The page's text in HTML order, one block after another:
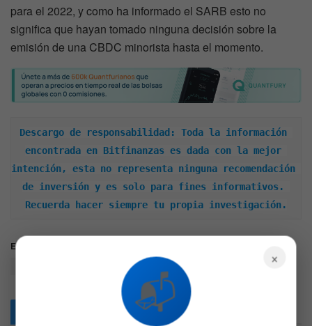
para el 2022, y como ha informado el SARB esto no
significa que hayan tomado ninguna decisión sobre la
emisión de una CBDC minorista hasta el momento.
Descargo de responsabilidad: Toda la información
encontrada en Bitfinanzas es dada con la mejor
intención, esta no representa ninguna recomendación
de inversión y es solo para fines informativos.
Recuerda hacer siempre tu propia investigación.
Etiquetas:
Relacionados
×
📬